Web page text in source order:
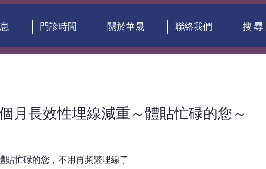
門診時間 關於華晟 聯絡我們 搜
月長效性埋線減重～體貼忙碌的您～
貼忙碌的您，不用再頻繁埋線了